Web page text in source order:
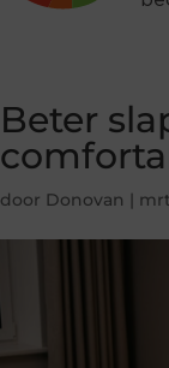
Beter
door Donovan |